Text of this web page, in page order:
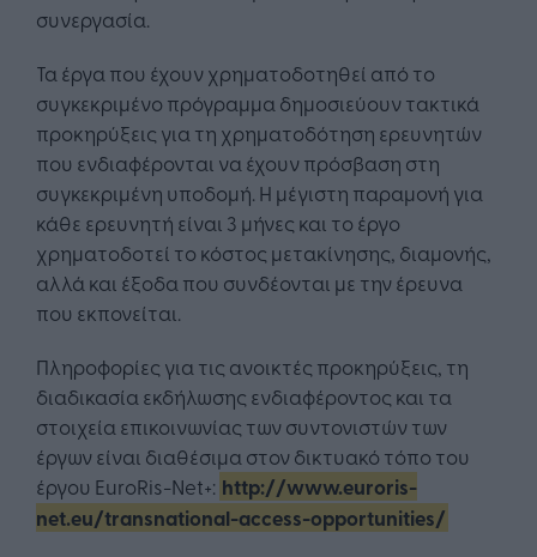
συνεργασία.
Τα έργα που έχουν χρηματοδοτηθεί από το
συγκεκριμένο πρόγραμμα δημοσιεύουν τακτικά
προκηρύξεις για τη χρηματοδότηση ερευνητών
που ενδιαφέρονται να έχουν πρόσβαση στη
συγκεκριμένη υποδομή. Η μέγιστη παραμονή για
κάθε ερευνητή είναι 3 μήνες και το έργο
χρηματοδοτεί το κόστος μετακίνησης, διαμονής,
αλλά και έξοδα που συνδέονται με την έρευνα
που εκπονείται.
Πληροφορίες για τις ανοικτές προκηρύξεις, τη
διαδικασία εκδήλωσης ενδιαφέροντος και τα
στοιχεία επικοινωνίας των συντονιστών των
έργων είναι διαθέσιμα στον δικτυακό τόπο του
έργου EuroRis-Net+: http://www.euroris-
net.eu/transnational-access-opportunities/